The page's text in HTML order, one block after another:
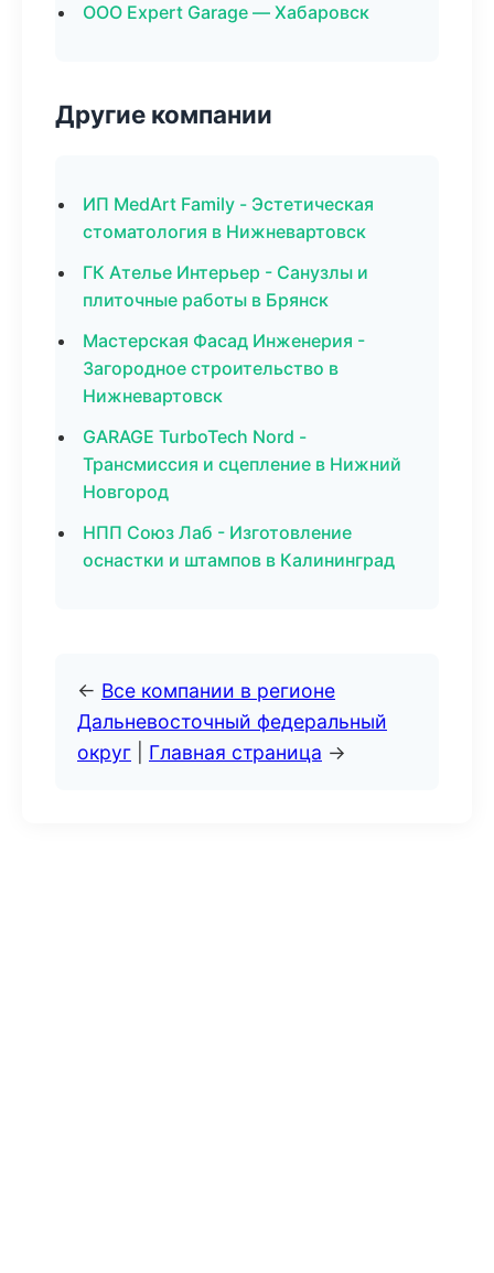
ООО Expert Garage — Хабаровск
Другие компании
ИП MedArt Family - Эстетическая
стоматология в Нижневартовск
ГК Ателье Интерьер - Санузлы и
плиточные работы в Брянск
Мастерская Фасад Инженерия -
Загородное строительство в
Нижневартовск
GARAGE TurboTech Nord -
Трансмиссия и сцепление в Нижний
Новгород
НПП Союз Лаб - Изготовление
оснастки и штампов в Калининград
← Все компании в регионе
Дальневосточный федеральный
округ
Главная страница →